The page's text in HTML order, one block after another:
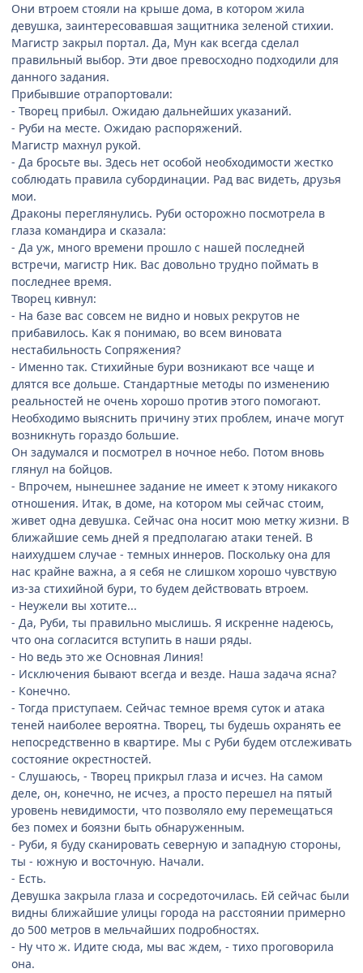
Они втроем стояли на крыше дома, в котором жила
девушка, заинтересовавшая защитника зеленой стихии.
Магистр закрыл портал. Да, Мун как всегда сделал
правильный выбор. Эти двое превосходно подходили для
данного задания.
Прибывшие отрапортовали:
- Творец прибыл. Ожидаю дальнейших указаний.
- Руби на месте. Ожидаю распоряжений.
Магистр махнул рукой.
- Да бросьте вы. Здесь нет особой необходимости жестко
соблюдать правила субординации. Рад вас видеть, друзья
мои.
Драконы переглянулись. Руби осторожно посмотрела в
глаза командира и сказала:
- Да уж, много времени прошло с нашей последней
встречи, магистр Ник. Вас довольно трудно поймать в
последнее время.
Творец кивнул:
- На базе вас совсем не видно и новых рекрутов не
прибавилось. Как я понимаю, во всем виновата
нестабильность Сопряжения?
- Именно так. Стихийные бури возникают все чаще и
длятся все дольше. Стандартные методы по изменению
реальностей не очень хорошо против этого помогают.
Необходимо выяснить причину этих проблем, иначе могут
возникнуть гораздо большие.
Он задумался и посмотрел в ночное небо. Потом вновь
глянул на бойцов.
- Впрочем, нынешнее задание не имеет к этому никакого
отношения. Итак, в доме, на котором мы сейчас стоим,
живет одна девушка. Сейчас она носит мою метку жизни. В
ближайшие семь дней я предполагаю атаки теней. В
наихудшем случае - темных иннеров. Поскольку она для
нас крайне важна, а я себя не слишком хорошо чувствую
из-за стихийной бури, то будем действовать втроем.
- Неужели вы хотите...
- Да, Руби, ты правильно мыслишь. Я искренне надеюсь,
что она согласится вступить в наши ряды.
- Но ведь это же Основная Линия!
- Исключения бывают всегда и везде. Наша задача ясна?
- Конечно.
- Тогда приступаем. Сейчас темное время суток и атака
теней наиболее вероятна. Творец, ты будешь охранять ее
непосредственно в квартире. Мы с Руби будем отслеживать
состояние окрестностей.
- Слушаюсь, - Творец прикрыл глаза и исчез. На самом
деле, он, конечно, не исчез, а просто перешел на пятый
уровень невидимости, что позволяло ему перемещаться
без помех и боязни быть обнаруженным.
- Руби, я буду сканировать северную и западную стороны,
ты - южную и восточную. Начали.
- Есть.
Девушка закрыла глаза и сосредоточилась. Ей сейчас были
видны ближайшие улицы города на расстоянии примерно
до 500 метров в мельчайших подробностях.
- Ну что ж. Идите сюда, мы вас ждем, - тихо проговорила
она.